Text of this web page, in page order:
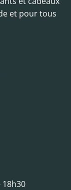
et pour tous
18h30